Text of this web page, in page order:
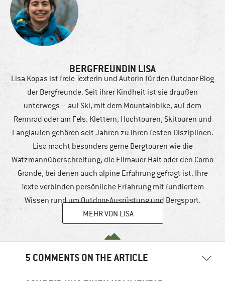
BERGFREUNDIN LISA
Lisa Kopas ist freie Texterin und Autorin für den Outdoor-Blog
der Bergfreunde. Seit ihrer Kindheit ist sie draußen
unterwegs – auf Ski, mit dem Mountainbike, auf dem
Rennrad oder am Fels. Klettern, Hochtouren, Skitouren und
Langlaufen gehören seit Jahren zu ihren festen Disziplinen.
Lisa macht besonders gerne Bergtouren wie die
Watzmannüberschreitung, die Ellmauer Halt oder den Corno
Grande, bei denen auch alpine Erfahrung gefragt ist. Ihre
Texte verbinden persönliche Erfahrung mit fundiertem
Wissen rund um Outdoor-Ausrüstung und Bergsport.
MEHR VON LISA
5 COMMENTS ON THE ARTICLE